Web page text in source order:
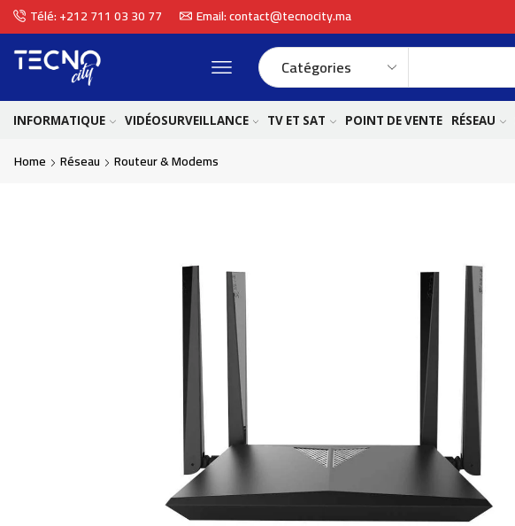
Télé: +212 711 03 30 77 Email: contact@tecnocity.ma
INFORMATIQUE VIDÉOSURVEILLANCE TV ET SAT POINT DE VENTE RÉSEAU
Home Réseau Routeur & Modems